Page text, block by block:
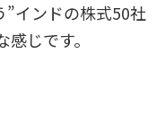
”インドの株式50社
じです。